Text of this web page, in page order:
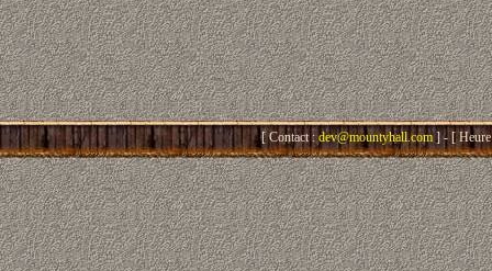
[ Contact : dev@mountyhall.com] - [ Heure